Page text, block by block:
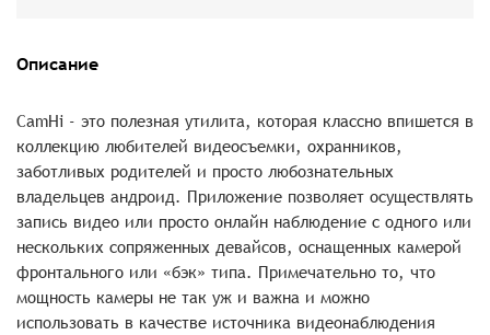
Описание
CamHi - это полезная утилита, которая классно впишется в
коллекцию любителей видеосъемки, охранников,
заботливых родителей и просто любознательных
владельцев андроид. Приложение позволяет осуществлять
запись видео или просто онлайн наблюдение с одного или
нескольких сопряженных девайсов, оснащенных камерой
фронтального или «бэк» типа. Примечательно то, что
мощность камеры не так уж и важна и можно
использовать в качестве источника видеонаблюдения